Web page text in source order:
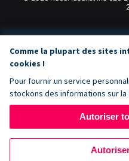
Comme la plupart des sites
cookies !
Pour fournir un service
stockons des informations sur la
Autoriser